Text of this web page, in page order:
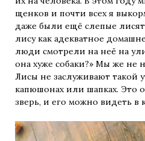
щенков и почти всех я
даже были ещё слепые
лису как адекватное
люди смотрели на неё на
она хуже собаки?» Мы же не
Лисы не заслуживают такой
капюшонах или шапках. Это
зверь, и его можно видеть в